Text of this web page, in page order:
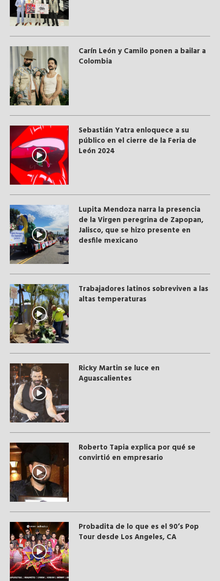
Carín León y Camilo ponen a bailar a
Colombia
Sebastián Yatra enloquece a su
público en el cierre de la Feria de
León 2024
Lupita Mendoza narra la presencia
de la Virgen peregrina de Zapopan,
Jalisco, que se hizo presente en
desfile mexicano
Trabajadores latinos sobreviven a las
altas temperaturas
Ricky Martin se luce en
Aguascalientes
Roberto Tapia explica por qué se
convirtió en empresario
Probadita de lo que es el 90’s Pop
Tour desde Los Angeles, CA